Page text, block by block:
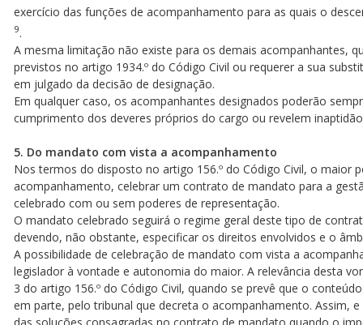
exercício das funções de acompanhamento para as quais o
9.
A mesma limitação não existe para os demais acompanhantes,
previstos no artigo 1934.º do Código Civil ou requerer a sua
em julgado da decisão de designação.
Em qualquer caso, os acompanhantes designados poderão
cumprimento dos deveres próprios do cargo ou revelem
5. Do mandato com vista a acompanhamento
Nos termos do disposto no artigo 156.º do Código Civil, o maior
acompanhamento, celebrar um contrato de mandato para a
celebrado com ou sem poderes de representação.
O mandato celebrado seguirá o regime geral deste tipo de
devendo, não obstante, especificar os direitos envolvidos e o
A possibilidade de celebração de mandato com vista a
legislador à vontade e autonomia do maior. A relevância desta
3 do artigo 156.º do Código Civil, quando se prevê que o
em parte, pelo tribunal que decreta o acompanhamento. Assim,
das soluções consagradas no contrato de mandato quando o